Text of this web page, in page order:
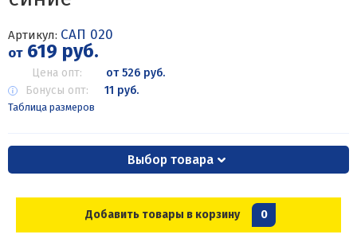
Артикул: САП 020
от619 руб.
Цена опт:
от 526 руб.
Бонусы опт:
11 руб.
Таблица размеров
Выбор товара
Добавить товары в корзину 0